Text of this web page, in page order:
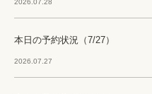
本日の予約状況（7/27）
2026.07.27